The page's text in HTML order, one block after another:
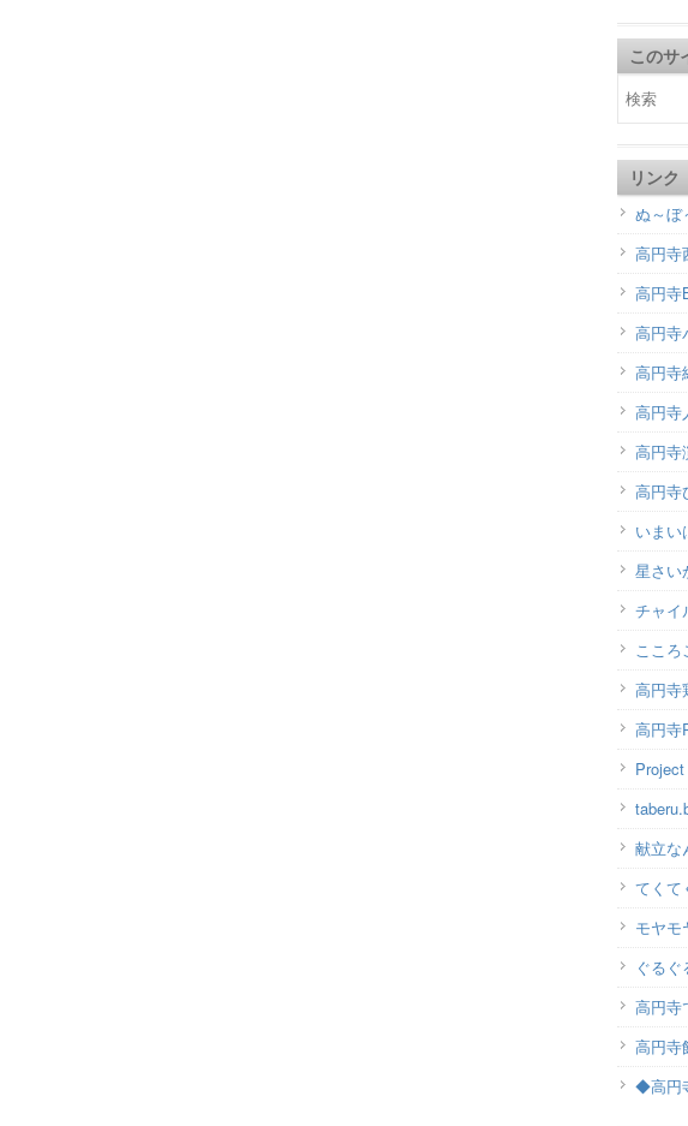
このサ
リンク
ぬ～ぼ
高円寺
高円寺
高円寺
高円寺
高円寺
高円寺
高円寺
いまい
星さい
チャイ
こころ
高円寺
高円寺
献立な
てくて
モヤモ
ぐる
高円寺
高円寺
◆高円